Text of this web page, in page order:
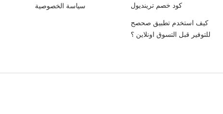
سياسة الخصوصية
كود خصم ترينديول
كيف استخدم تطبيق صحصح
للتوفير قبل التسوق اونلاين ؟